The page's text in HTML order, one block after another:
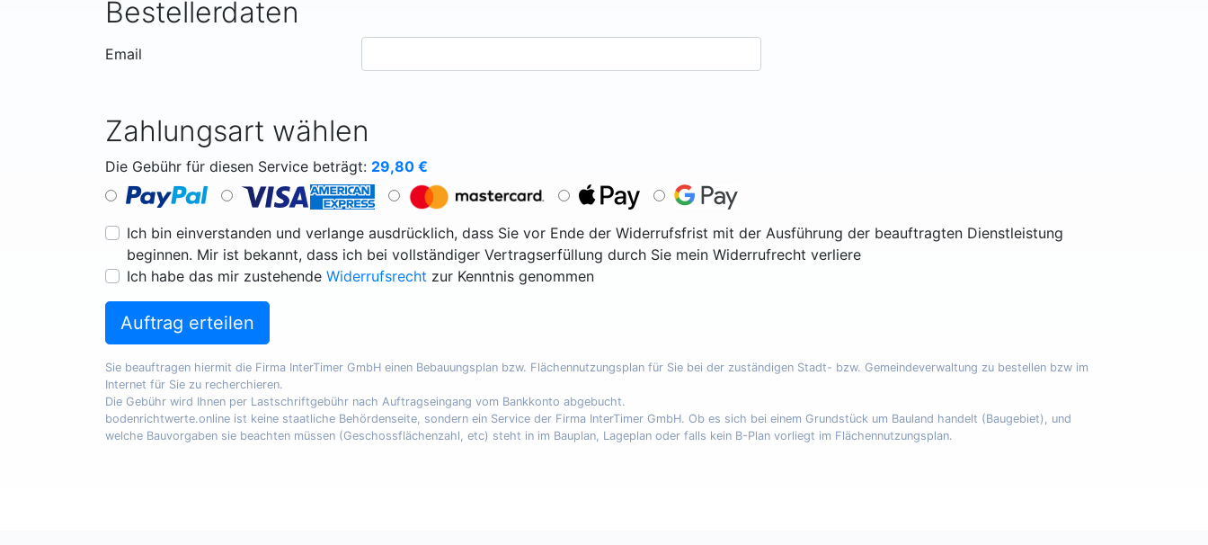
Bestellerdaten
Email
Zahlungsart wählen
Die Gebühr für diesen Service beträgt: 29,80 €
Ich bin einverstanden und verlange ausdrücklich, dass Sie vor Ende der Widerrufsfrist mit der Ausführung der beauftragten Dienstleistung
beginnen. Mir ist bekannt, dass ich bei vollständiger Vertragserfüllung durch Sie mein Widerrufrecht verliere
Ich habe das mir zustehende Widerrufsrecht zur Kenntnis genommen
Auftrag erteilen
Sie beauftragen hiermit die Firma InterTimer GmbH einen Bebauungsplan bzw. Flächennutzungsplan für Sie bei der zuständigen Stadt- bzw. Gemeindeverwaltung zu bestellen bzw im
Internet für Sie zu recherchieren.
Die Gebühr wird Ihnen per Lastschriftgebühr nach Auftragseingang vom Bankkonto abgebucht.
bodenrichtwerte.online ist keine staatliche Behördenseite, sondern ein Service der Firma InterTimer GmbH. Ob es sich bei einem Grundstück um Bauland handelt (Baugebiet), und
welche Bauvorgaben sie beachten müssen (Geschossflächenzahl, etc) steht in im Bauplan, Lageplan oder falls kein B-Plan vorliegt im Flächennutzungsplan.